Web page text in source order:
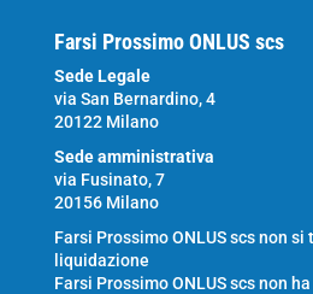
Farsi Prossimo ONLUS scs
Sede Legale
via San Bernardino, 4
20122 Milano
Sede amministrativa
via Fusinato, 7
20156 Milano
Farsi Prossimo ONLUS scs non
liquidazione
Farsi Prossimo ONLUS scs non